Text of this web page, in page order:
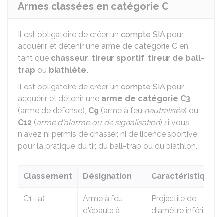
Armes classées en catégorie C
Il est obligatoire de créer un compte SIA pour
acquérir et détenir une arme de catégorie C en
tant que chasseur, tireur sportif, tireur de ball-
trap ou biathlète.
Il est obligatoire de créer un compte SIA pour
acquérir et détenir une arme de catégorie C3
(arme de défense), C9 (arme à feu neutralisée) ou
C12 (arme d'alarme ou de signalisation) si vous
n'avez ni permis de chasser, ni de licence sportive
pour la pratique du tir, du ball-trap ou du biathlon.
Classement Désignation Caractéristiques
C1- a)
Arme à feu
d'épaule à
Projectile de
diamètre inférieur à